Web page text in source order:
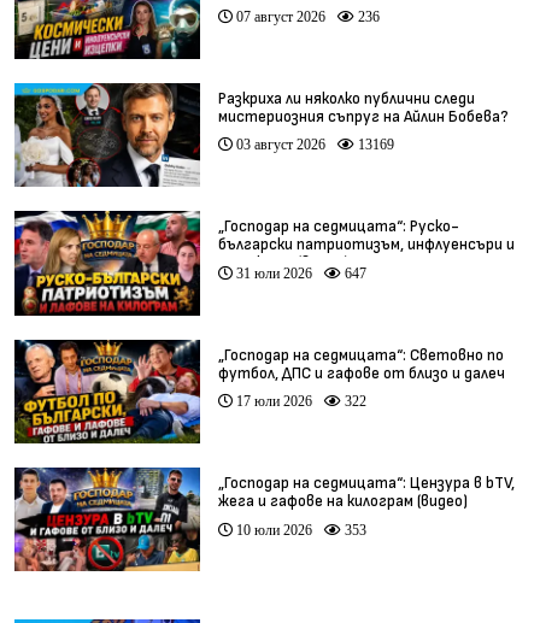
07 август 2026 236
Разкриха ли няколко публични следи
мистериозния съпруг на Айлин Бобева?
03 август 2026 13169
„Господар на седмицата“: Руско-
български патриотизъм, инфлуенсъри и
тарикати (видео)
31 юли 2026 647
„Господар на седмицата“: Световно по
футбол, ДПС и гафове от близо и далеч
17 юли 2026 322
„Господар на седмицата“: Цензура в bTV,
жега и гафове на килограм (видео)
10 юли 2026 353